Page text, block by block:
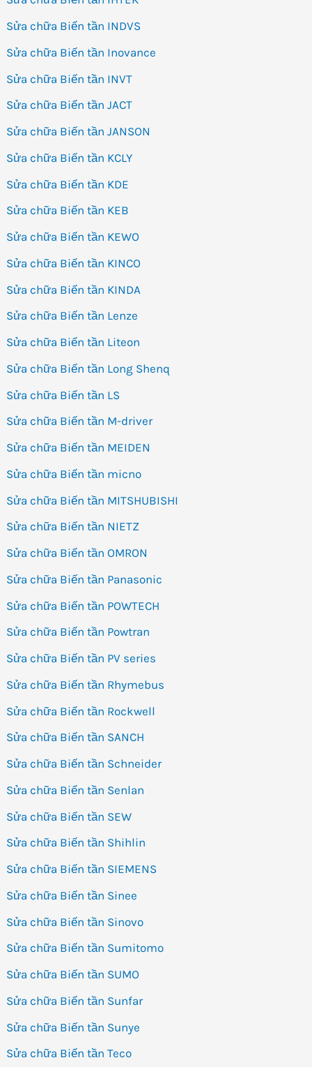
Sửa chữa Biến tần INDVS
Sửa chữa Biến tần Inovance
Sửa chữa Biến tần INVT
Sửa chữa Biến tần JACT
Sửa chữa Biến tần JANSON
Sửa chữa Biến tần KCLY
Sửa chữa Biến tần KDE
Sửa chữa Biến tần KEB
Sửa chữa Biến tần KEWO
Sửa chữa Biến tần KINCO
Sửa chữa Biến tần KINDA
Sửa chữa Biến tần Lenze
Sửa chữa Biến tần Liteon
Sửa chữa Biến tần Long Shenq
Sửa chữa Biến tần LS
Sửa chữa Biến tần M-driver
Sửa chữa Biến tần MEIDEN
Sửa chữa Biến tần micno
Sửa chữa Biến tần MITSHUBISHI
Sửa chữa Biến tần NIETZ
Sửa chữa Biến tần OMRON
Sửa chữa Biến tần Panasonic
Sửa chữa Biến tần POWTECH
Sửa chữa Biến tần Powtran
Sửa chữa Biến tần PV series
Sửa chữa Biến tần Rhymebus
Sửa chữa Biến tần Rockwell
Sửa chữa Biến tần SANCH
Sửa chữa Biến tần Schneider
Sửa chữa Biến tần Senlan
Sửa chữa Biến tần SEW
Sửa chữa Biến tần Shihlin
Sửa chữa Biến tần SIEMENS
Sửa chữa Biến tần Sinee
Sửa chữa Biến tần Sinovo
Sửa chữa Biến tần Sumitomo
Sửa chữa Biến tần SUMO
Sửa chữa Biến tần Sunfar
Sửa chữa Biến tần Sunye
Sửa chữa Biến tần Teco